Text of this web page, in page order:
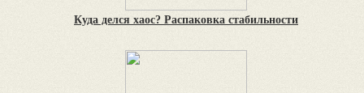
Куда делся хаос? Распаковка стабильности